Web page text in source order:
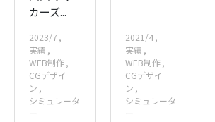
カーズ...
2023/7
実績
WEB制作
CGデザイ
ン
シミュレータ
ー
2021/4
実績
WEB制作
CGデザイ
ン
シミュレータ
ー